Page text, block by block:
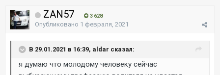
ZAN57 3 628
Опубликовано 1 февраля, 2021
В 29.01.2021 в 16:39, aldar сказал:
я думаю что молодому человеку сейчас